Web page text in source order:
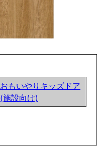
おもいやりキッズドア
(施設向け)